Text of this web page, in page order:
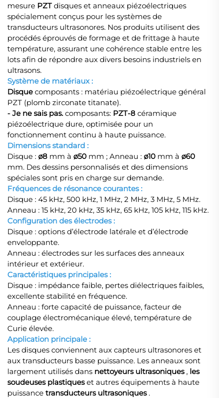
mesure PZTdisques et anneaux piézoélectriques
spécialement conçus pour les systèmes de
transducteurs ultrasonores. Nos produits utilisent des
procédés éprouvés de formage et de frittage à haute
température, assurant une cohérence stable entre les
lots afin de répondre aux divers besoins industriels en
ultrasons.
Système de matériaux :
Disque composants : matériau piézoélectrique général
PZT (plomb zirconate titanate).
- Je ne sais pas. composants: PZT-8 céramique
piézoélectrique dure, optimisée pour un
fonctionnement continu à haute puissance.
Dimensions standard :
Disque : ø8 mm à ø50 mm ; Anneau : ø10 mm à ø60
mm. Des dessins personnalisés et des dimensions
spéciales sont pris en charge sur demande.
Fréquences de résonance courantes :
Disque : 45 kHz, 500 kHz, 1 MHz, 2 MHz, 3 MHz, 5 MHz.
Anneau : 15 kHz, 20 kHz, 35 kHz, 65 kHz, 105 kHz, 115 kHz.
Configuration des électrodes :
Disque : options d’électrode latérale et d’électrode
enveloppante.
Anneau : électrodes sur les surfaces des anneaux
intérieur et extérieur.
Caractéristiques principales :
Disque : impédance faible, pertes diélectriques faibles,
excellente stabilité en fréquence.
Anneau : forte capacité de puissance, facteur de
couplage électromécanique élevé, température de
Curie élevée.
Application principale :
Les disques conviennent aux capteurs ultrasonores et
aux transducteurs basse puissance. Les anneaux sont
largement utilisés dans nettoyeurs ultrasoniques , les
soudeuses plastiqueset autres équipements à haute
puissance transducteurs ultrasoniques .